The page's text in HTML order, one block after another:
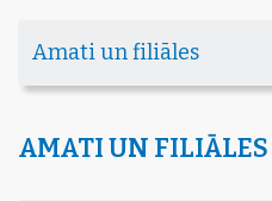
Amati un filiāles
AMATI UN FILIĀLES